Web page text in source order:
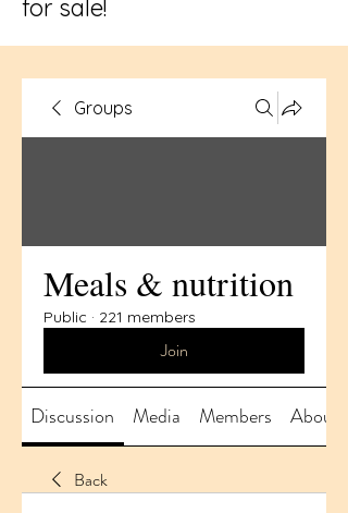
for sale!
Groups
Meals & nutrition
Public · 221 members
Join
Discussion Media Members About
Back